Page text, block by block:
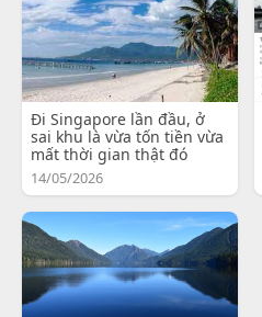
Đi Singapore lần đầu, ở
sai khu là vừa tốn tiền vừa
mất thời gian thật đó
14/05/2026